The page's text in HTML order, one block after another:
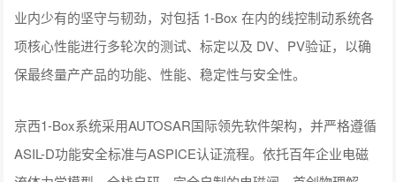
业内少有的坚守与韧劲，对包括 1-Box 在内的线控制动系统各
项核心性能进行多轮次的测试、标定以及 DV、PV验证，以确
保最终量产产品的功能、性能、稳定性与安全性。
京西1-Box系统采用AUTOSAR国际领先软件架构，并严格遵循
ASIL-D功能安全标准与ASPICE认证流程。依托百年企业电磁